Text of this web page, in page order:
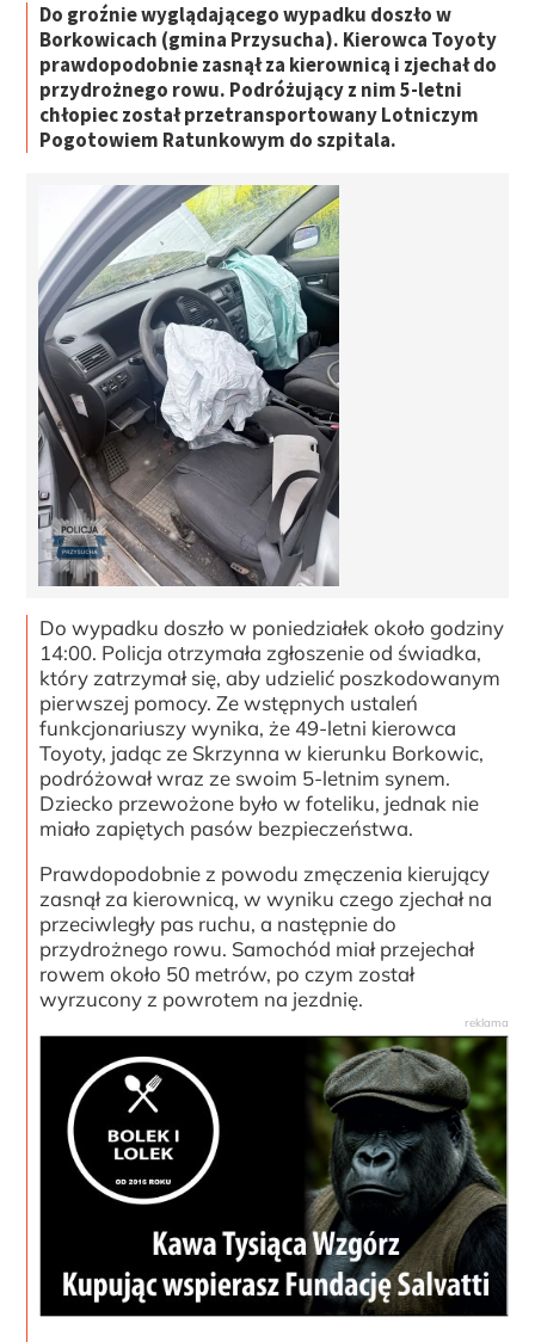
Do groźnie wyglądającego wypadku doszło w
Borkowicach (gmina Przysucha). Kierowca Toyoty
prawdopodobnie zasnął za kierownicą i zjechał do
przydrożnego rowu. Podróżujący z nim 5-letni
chłopiec został przetransportowany Lotniczym
Pogotowiem Ratunkowym do szpitala.
Do wypadku doszło w poniedziałek około godziny
14:00. Policja otrzymała zgłoszenie od świadka,
który zatrzymał się, aby udzielić poszkodowanym
pierwszej pomocy. Ze wstępnych ustaleń
funkcjonariuszy wynika, że 49-letni kierowca
Toyoty, jadąc ze Skrzynna w kierunku Borkowic,
podróżował wraz ze swoim 5-letnim synem.
Dziecko przewożone było w foteliku, jednak nie
miało zapiętych pasów bezpieczeństwa.
Prawdopodobnie z powodu zmęczenia kierujący
zasnął za kierownicą, w wyniku czego zjechał na
przeciwległy pas ruchu, a następnie do
przydrożnego rowu. Samochód miał przejechał
rowem około 50 metrów, po czym został
wyrzucony z powrotem na jezdnię.